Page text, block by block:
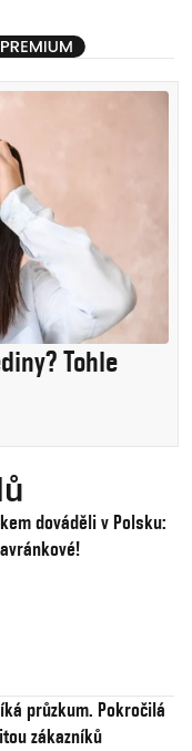
Tohle
dováděli v Polsku:
průzkum. Pokročilá
zákazníků